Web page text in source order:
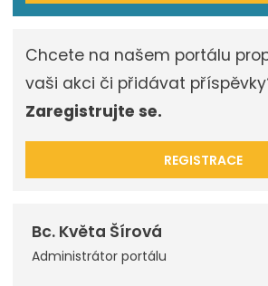
Chcete na našem portálu
vaši akci či přidávat
Zaregistrujte se.
REGISTRACE
Bc. Květa Šírová
Administrátor portálu